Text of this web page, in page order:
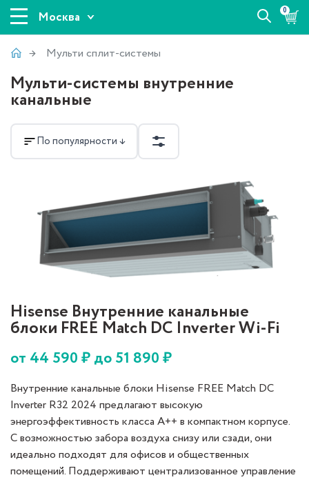
Москва 0
Мульти сплит-системы
Мульти-системы внутренние
канальные
По популярности ↓
Hisense Внутренние канальные
блоки FREE Match DC Inverter Wi-Fi
от 44 590₽ до51 890₽
Внутренние канальные блоки Hisense FREE Match DC
Inverter R32 2024 предлагают высокую
энергоэффективность класса A++ в компактном корпусе.
С возможностью забора воздуха снизу или сзади, они
идеально подходят для офисов и общественных
помещений. Поддерживают централизованное управление